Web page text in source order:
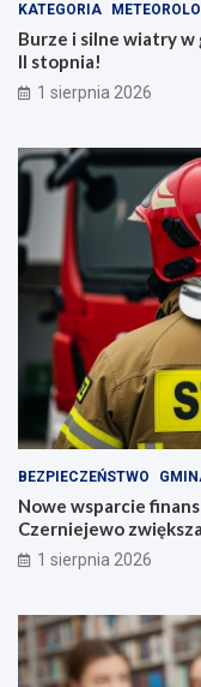
KATEGORIA
Burze i silne wiatry
II stopnia!
1 sierpnia 2026
BEZPIECZEŃSTWO
Nowe wsparcie
Czerniejewo
1 sierpnia 2026